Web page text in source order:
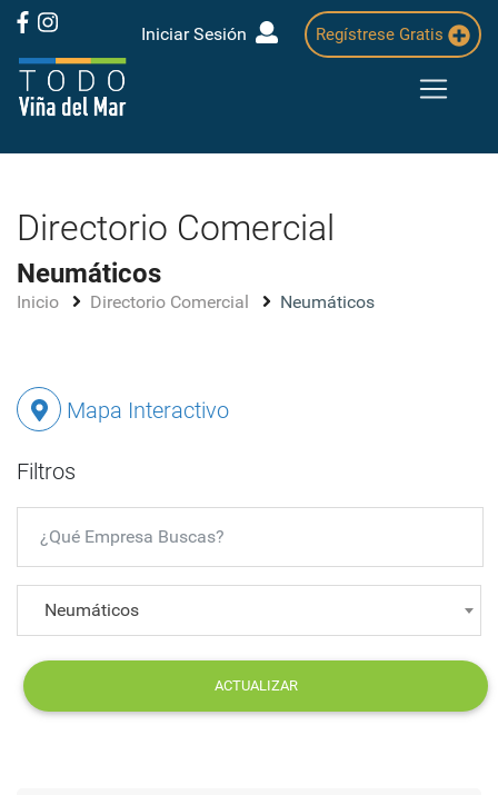
Iniciar Sesión Regístrese Gratis
Directorio Comercial
Neumáticos
Inicio Directorio Comercial Neumáticos
Mapa Interactivo
Filtros
Neumáticos
ACTUALIZAR